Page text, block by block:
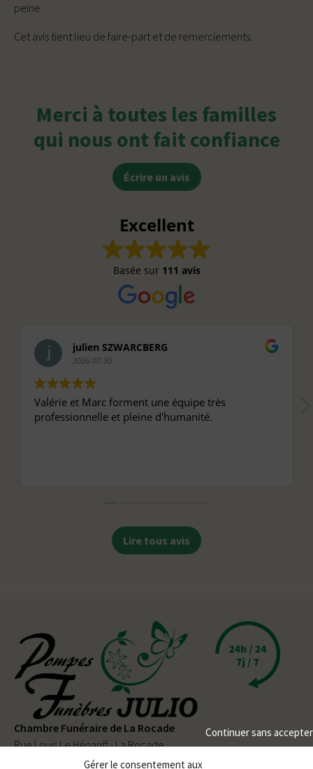
Gérer le consentement aux
Continuer sans accepter
peine.
Cet avis tient lieu de faire-part et de remerciements.
Merci à toutes les familles
qui nous ont fait confiance
Écrire un avis
Excellent
Basée sur 111 avis
julien SZWARCBERG
2026-07-30
Valérie et Marc forment une équipe très
professionnelle et pleine d'humanité.
Lire tous avis
Chambre Funéraire de La Rocade
Rue Louis Le Hénanff - La Rocade
56330 PLUVIGNER